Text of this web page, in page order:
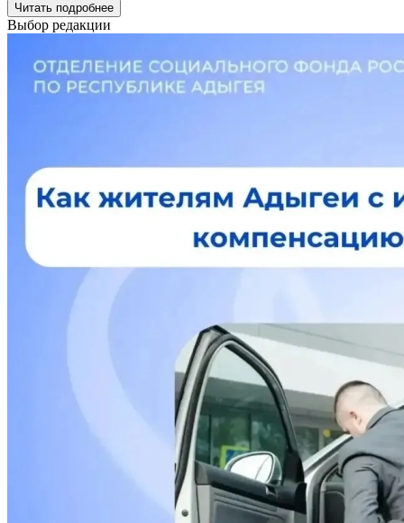
Читать подробнее
Выбор редакции